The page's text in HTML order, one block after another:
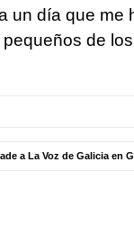
un día que me
de
a La Voz de Galicia en